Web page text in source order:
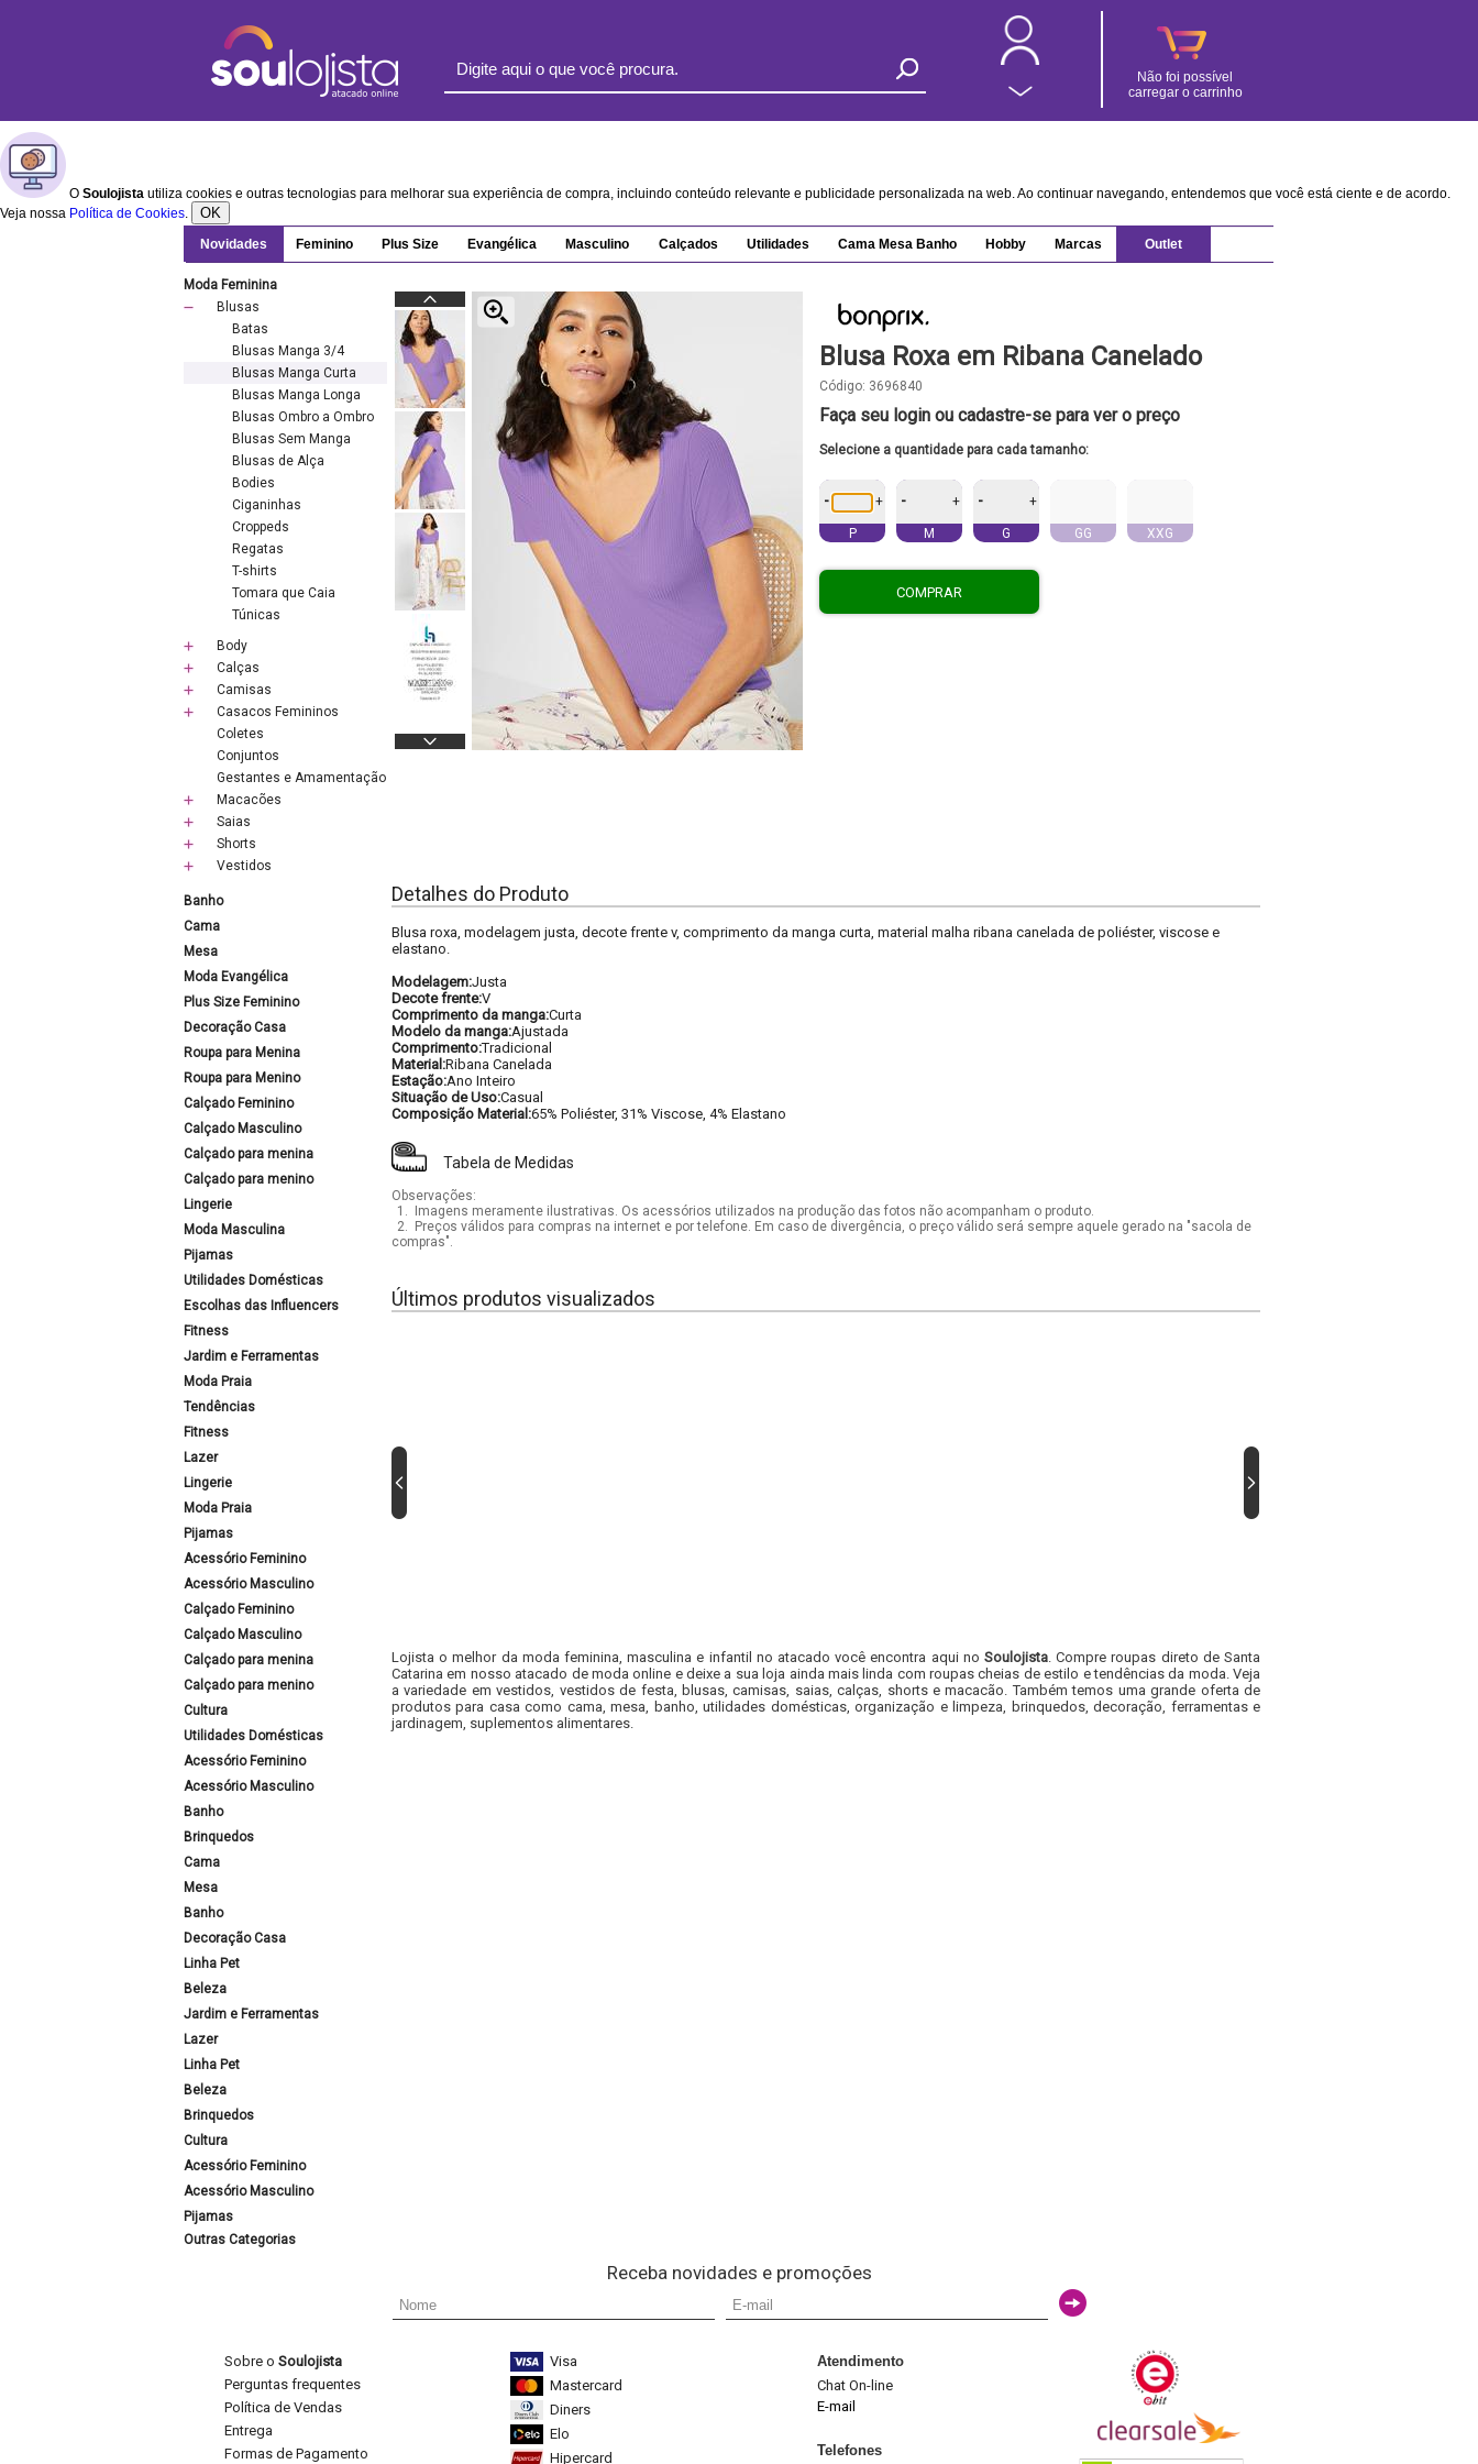
Não foi possível
carregar o carrinho
O Soulojista utiliza cookies e outras tecnologias para melhorar sua experiência de compra, incluindo conteúdo relevante e publicidade personalizada na web. Ao continuar navegando, entendemos que você está ciente e de acordo.
Veja nossa Política de Cookies. OK
Novidades Feminino Plus Size Evangélica Masculino Calçados Utilidades Cama Mesa Banho Hobby Marcas Outlet
Moda Feminina
Blusas
Batas
Blusas Manga 3/4
Blusas Manga Curta
Blusas Manga Longa
Blusas Ombro a Ombro
Blusas Sem Manga
Blusas de Alça
Bodies
Ciganinhas
Croppeds
Regatas
T-shirts
Tomara que Caia
Túnicas
Body
Calças
Camisas
Casacos Femininos
Coletes
Conjuntos
Gestantes e Amamentação
Macacões
Saias
Shorts
Vestidos
Banho
Cama
Mesa
Moda Evangélica
Plus Size Feminino
Decoração Casa
Roupa para Menina
Roupa para Menino
Calçado Feminino
Calçado Masculino
Calçado para menina
Calçado para menino
Lingerie
Moda Masculina
Pijamas
Utilidades Domésticas
Escolhas das Influencers
Fitness
Jardim e Ferramentas
Moda Praia
Tendências
Fitness
Lazer
Lingerie
Moda Praia
Pijamas
Acessório Feminino
Acessório Masculino
Calçado Feminino
Calçado Masculino
Calçado para menina
Calçado para menino
Cultura
Utilidades Domésticas
Acessório Feminino
Acessório Masculino
Banho
Brinquedos
Cama
Mesa
Banho
Decoração Casa
Linha Pet
Beleza
Jardim e Ferramentas
Lazer
Linha Pet
Beleza
Brinquedos
Cultura
Acessório Feminino
Acessório Masculino
Pijamas
Outras Categorias
Blusa Roxa em Ribana Canelado
Código: 3696840
Faça seu login ou cadastre-se para ver o preço
Selecione a quantidade para cada tamanho:
- +
P
- +
M
- +
G GG XXG
COMPRAR
Detalhes do Produto
Blusa roxa, modelagem justa, decote frente v, comprimento da manga curta, material malha ribana canelada de poliéster, viscose e
elastano.
Modelagem:Justa
Decote frente:V
Comprimento da manga:Curta
Modelo da manga:Ajustada
Comprimento:Tradicional
Material:Ribana Canelada
Estação:Ano Inteiro
Situação de Uso:Casual
Composição Material:65% Poliéster, 31% Viscose, 4% Elastano
Tabela de Medidas
Observações:
1.
Imagens meramente ilustrativas. Os acessórios utilizados na produção das fotos não acompanham o produto.
2.
Preços válidos para compras na internet e por telefone. Em caso de divergência, o preço válido será sempre aquele gerado na "sacola de
compras".
Últimos produtos visualizados
Lojista o melhor da moda feminina, masculina e infantil no atacado você encontra aqui no Soulojista. Compre roupas direto de Santa
Catarina em nosso atacado de moda online e deixe a sua loja ainda mais linda com roupas cheias de estilo e tendências da moda. Veja
a variedade em vestidos, vestidos de festa, blusas, camisas, saias, calças, shorts e macacão. Também temos uma grande oferta de
produtos para casa como cama, mesa, banho, utilidades domésticas, organização e limpeza, brinquedos, decoração, ferramentas e
jardinagem, suplementos alimentares.
Receba novidades e promoções
Sobre o Soulojista
Perguntas frequentes
Política de Vendas
Entrega
Formas de Pagamento
Visa
Mastercard
Diners
Elo
Hipercard
Atendimento
Chat On-line
E-mail
Telefones